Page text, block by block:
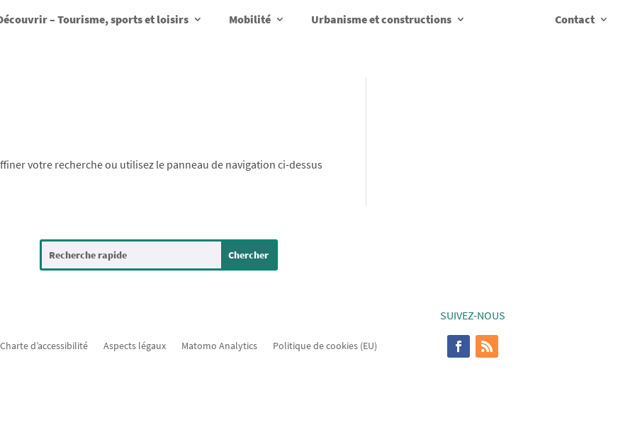
– Tourisme, sports et loisirs Mobilité Urbanisme et constructions Contact
votre recherche ou utilisez le panneau de navigation ci-dessus
Charte d’accessibilité Aspects légaux Matomo Analytics Politique de cookies (EU)
SUIVEZ-NOUS